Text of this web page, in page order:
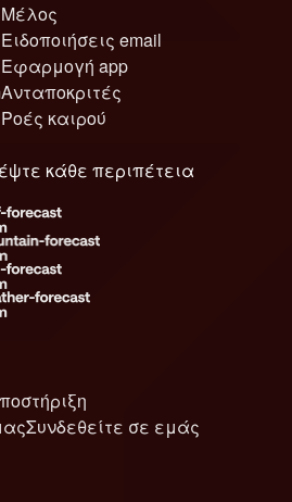
Μέλος
Ειδοποιήσεις email
Εφαρμογή app
Ανταποκριτές
Ροές καιρού
κάθε περιπέτεια
Συνδεθείτε σε εμάς